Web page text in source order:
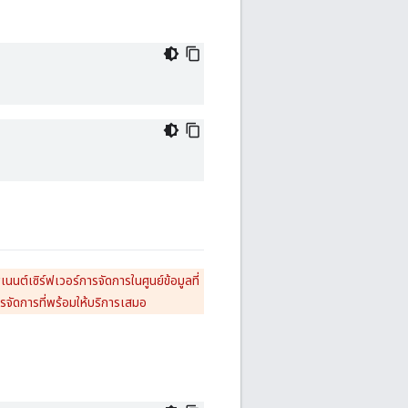
นต์เซิร์ฟเวอร์การจัดการในศูนย์ข้อมูลที่
จัดการที่พร้อมให้บริการเสมอ